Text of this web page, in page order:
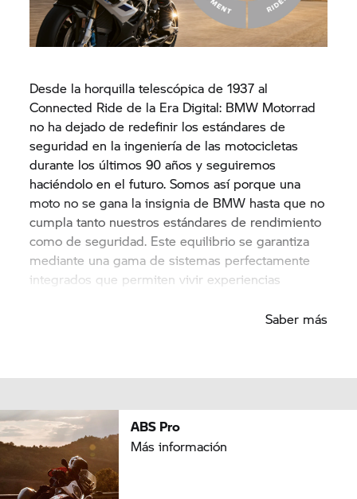
Desde la horquilla telescópica de 1937 al
Connected Ride de la Era Digital: BMW Motorrad
no ha dejado de redefinir los estándares de
seguridad en la ingeniería de las motocicletas
durante los últimos 90 años y seguiremos
haciéndolo en el futuro. Somos así porque una
moto no se gana la insignia de BMW hasta que no
cumpla tanto nuestros estándares de rendimiento
como de seguridad. Este equilibrio se garantiza
mediante una gama de sistemas perfectamente
integrados que permiten vivir experiencias
Saber más
ABS Pro
Más información